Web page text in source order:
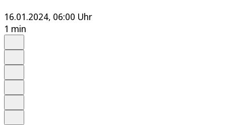
16.01.2024, 06:00 Uhr
1 min